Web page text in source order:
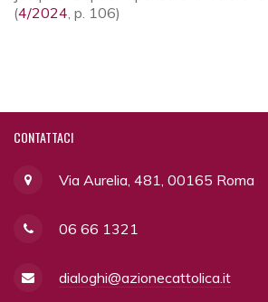
(4/2024, p. 106)
CONTATTACI
Via Aurelia, 481, 00165 Roma
06 66 1321
dialoghi@azionecattolica.it